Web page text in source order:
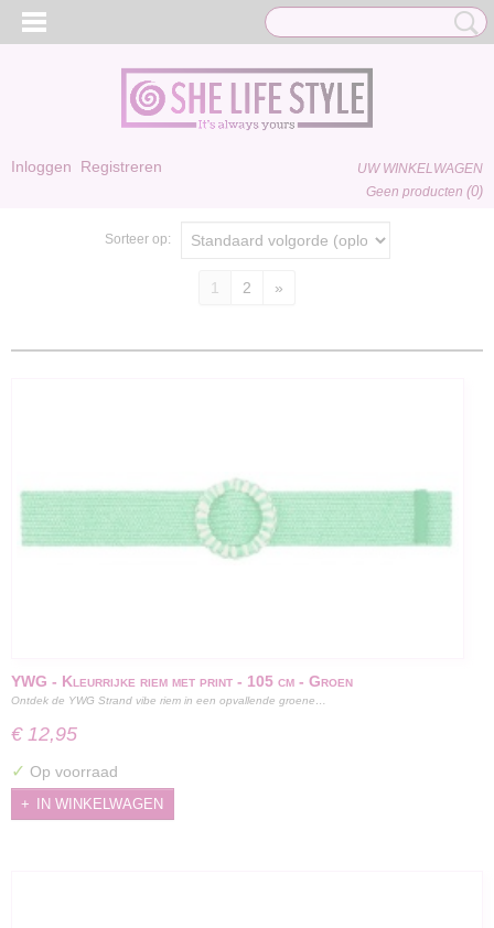
Inloggen Registreren
UW WINKELWAGEN
Geen producten (0)
Sorteer op:
1 2 »
YWG - Kleurrijke riem met print - 105 cm - Groen
Ontdek de YWG Strand vibe riem in een opvallende groene…
€ 12,95
✓ Op voorraad
IN WINKELWAGEN